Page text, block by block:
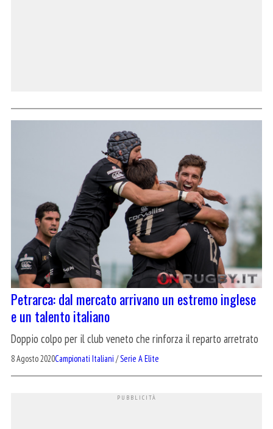
Petrarca: dal mercato arrivano un estremo inglese
e un talento italiano
Doppio colpo per il club veneto che rinforza il reparto arretrato
8 Agosto 2020Campionati Italiani /Serie A Elite